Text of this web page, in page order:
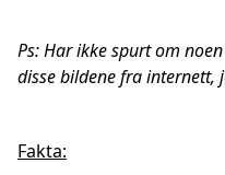
Ps: Har ikke spurt om
disse bildene fra internett,
Fakta: